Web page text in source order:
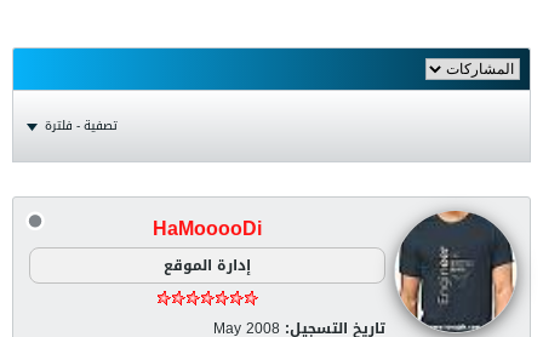
تصفية - فلترة
HaMooooDi
إدارة الموقع
تاريخ التسجيل: May 2008